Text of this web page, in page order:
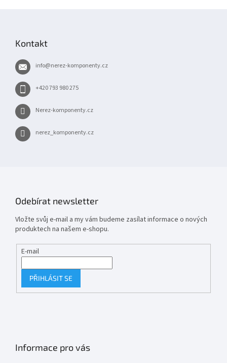
Kontakt
info@nerez-komponenty.cz
+420 793 980 275
Nerez-komponenty.cz
nerez_komponenty.cz
Odebírat newsletter
Vložte svůj e-mail a my vám budeme zasílat informace o nových
produktech na našem e-shopu.
E-mail
PŘIHLÁSIT SE
Informace pro vás